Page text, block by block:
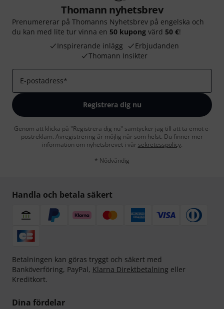
Thomann nyhetsbrev
Prenumererar på Thomanns Nyhetsbrev på engelska och
du kan med lite tur vinna en 50 kupong värd 50 €!
Inspirerande inlägg
Erbjudanden
Thomann Insikter
E-postadress*
Registrera dig nu
Genom att klicka på "Registrera dig nu" samtycker jag till att ta emot e-
postreklam. Avregistrering är möjlig när som helst. Du finner mer
information om nyhetsbrevet i vår sekretesspolicy.
* Nödvändig
Handla och betala säkert
Betalningen kan göras tryggt och säkert med
Banköverföring, PayPal, Klarna Direktbetalning eller
Kreditkort.
Dina fördelar